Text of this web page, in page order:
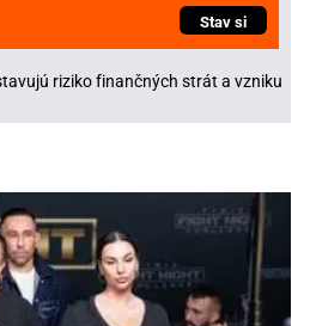
Stav si
riziko finančných strát a vzniku